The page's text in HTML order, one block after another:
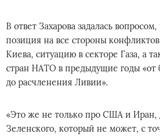
В ответ Захарова задалась
позиция на все стороны
Киева, ситуацию в секторе Газа, а
стран НАТО в предыдущие годы «от
до расчленения Ливии».
«Это же не только про США и Иран,
Зеленского, который не может, с